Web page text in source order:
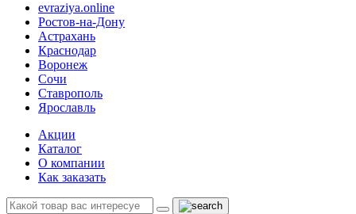
evraziya.online
Ростов-на-Дону
Астрахань
Краснодар
Воронеж
Сочи
Ставрополь
Ярославль
Акции
Каталог
О компании
Как заказать